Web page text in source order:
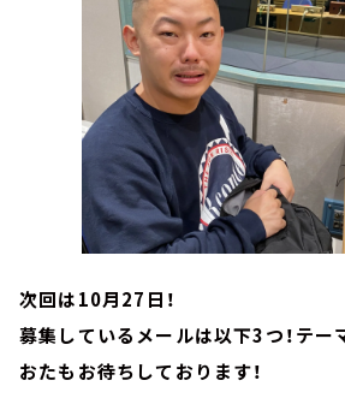
次回は10月27日！
募集しているメールは以下3つ！テー
おたもお待ちしております！